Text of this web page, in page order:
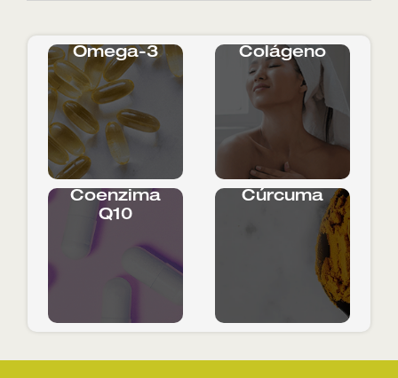
Ômega-3 Colágeno
Coenzima
Q10
Cúrcuma